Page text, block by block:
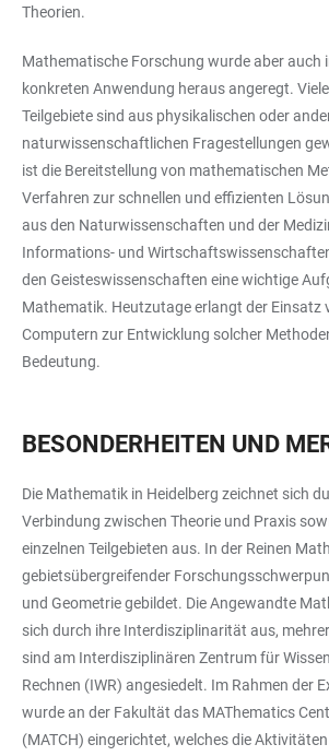
Theorien.
Mathematische Forschung wurde aber auch
konkreten Anwendung heraus angeregt.
Teilgebiete sind aus physikalischen oder
naturwissenschaftlichen Fragestellungen
ist die Bereitstellung von mathematischen
Verfahren zur schnellen und effizienten
aus den Naturwissenschaften und der
Informations- und
den Geisteswissenschaften eine wichtige
Mathematik. Heutzutage erlangt der Einsatz
Computern zur Entwicklung solcher
Bedeutung.
BESONDERHEITEN UND
Die Mathematik in Heidelberg zeichnet sich
Verbindung zwischen Theorie und Praxis
einzelnen Teilgebieten aus. In der Reinen
gebietsübergreifender
und Geometrie gebildet. Die Angewandte
sich durch ihre Interdisziplinarität aus,
sind am Interdisziplinären Zentrum für
Rechnen (IWR) angesiedelt. Im Rahmen der
wurde an der Fakultät das MAThematics
(MATCH) eingerichtet, welches die